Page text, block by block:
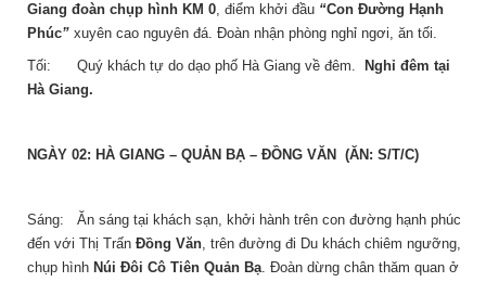
Giang đoàn chụp hình KM 0, điểm khởi đầu “Con Đường Hạnh
Phúc” xuyên cao nguyên đá. Đoàn nhận phòng nghỉ ngơi, ăn tối.
Tối: Quý khách tự do dạo phố Hà Giang về đêm.
Nghỉ đêm tại
Hà Giang.
NGÀY 02: HÀ GIANG – QUẢN BẠ – ĐỒNG VĂN (ĂN: S/T/C)
Sáng: Ăn sáng tại khách sạn, khởi hành trên con đường hạnh phúc
đến với Thị Trấn Đồng Văn, trên đường đi Du khách chiêm ngưỡng,
chụp hình Núi Đôi Cô Tiên Quản Bạ. Đoàn dừng chân thăm quan ở